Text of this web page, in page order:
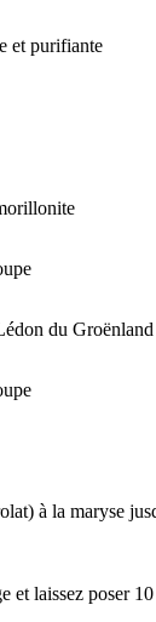
et purifiante
du Groënland
à la maryse
et laissez poser